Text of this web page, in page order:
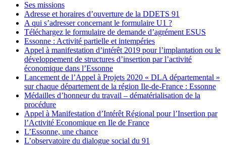
Ses missions
Adresse et horaires d’ouverture de la DDETS 91
A qui s’adresser concernant le formulaire U1 ?
Téléchargez le formulaire de demande d’agrément ESUS
Essonne : Activité partielle et intempéries
Appel à manifestation d’intérêt 2019 pour l’implantation ou le
développement de structures d’insertion par l’activité
économique dans l’Essonne
Lancement de l’Appel à Projets 2020 « DLA départemental »
sur chaque département de la région Ile-de-France : Essonne
Médailles d’honneur du travail – dématérialisation de la
procédure
Appel à Manifestation d’Intérêt Régional pour l’Insertion par
l’Activité Economique en Ile de France
L’Essonne, une chance
L’observatoire du dialogue social du 91